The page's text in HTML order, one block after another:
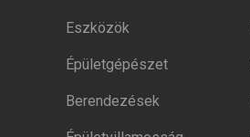
Eszközök
Épületgépészet
Berendezések